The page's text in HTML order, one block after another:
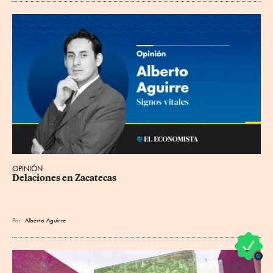
OPINIÓN
Delaciones en Zacatecas
Por Alberto Aguirre